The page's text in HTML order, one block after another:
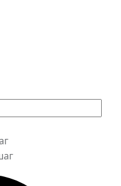
На следующий шаг